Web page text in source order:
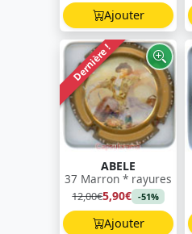
Ajouter
Dernière !
ABELE
37 Marron * rayures
12,00€5,90€ -51%
Ajouter